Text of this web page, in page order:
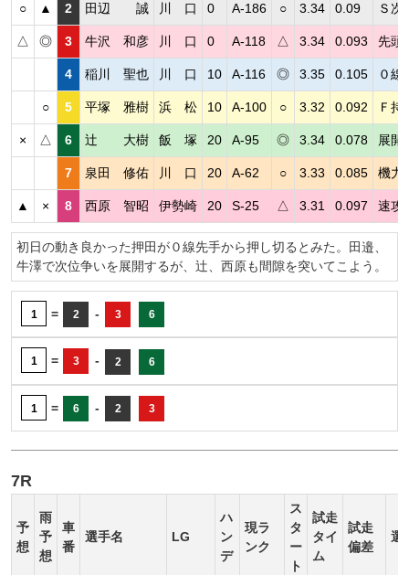
○ ▲ 2 田辺 誠 川 口 0 A-186 ○ 3.34 0.09 Ｓ次
△ ◎ 3 牛沢 和彦 川 口 0 A-118 △ 3.34 0.093 先頭
4 稲川 聖也 川 口 10 A-116 ◎ 3.35 0.105 ０線
○ 5 平塚 雅樹 浜 松 10 A-100 ○ 3.32 0.092 Ｆ持
× △ 6 辻 大樹 飯 塚 20 A-95 ◎ 3.34 0.078 展開
7 泉田 修佑 川 口 20 A-62 ○ 3.33 0.085 機力
▲ × 8 西原 智昭 伊勢崎 20 S-25 △ 3.31 0.097 速攻
初日の動き良かった押田が０線先手から押し切るとみた。田邉、
牛澤で次位争いを展開するが、辻、西原も間隙を突いてこよう。
1 = 2 - 3 6
1 = 3 - 2 6
1 = 6 - 2 3
7R
予
想
雨
予
想
車
番
選手名 LG
ハ
ン
デ
現ラ
ンク
ス
タ
ー
ト
試走
タイ
ム
試走
偏差
選